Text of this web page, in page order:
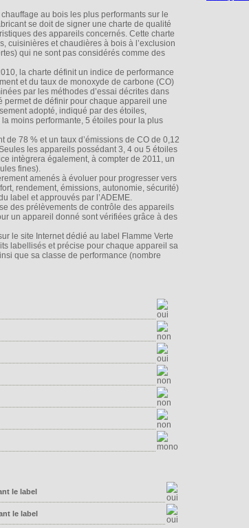
au bois les plus performants sur le
se doit de signer une charte de qualité
des appareils concernés. Cette charte
cuisinières et chaudières à bois à l’exclusion
qui ne sont pas considérés comme des
la charte définit un indice de performance
et du taux de monoxyde de carbone (CO)
par les méthodes d’essai décrites dans
permet de définir pour chaque appareil une
adopté, indiqué par des étoiles,
moins performante, 5 étoiles pour la plus
78 % et un taux d’émissions de CO de 0,12
les appareils possédant 3, 4 ou 5 étoiles
intègrera également, à compter de 2011, un
fines).
amenés à évoluer pour progresser vers
rendement, émissions, autonomie, sécurité)
label et approuvés par l’ADEME.
des prélèvements de contrôle des appareils
un appareil donné sont vérifiées grâce à des
le site Internet dédié au label Flamme Verte
labellisés et précise pour chaque appareil sa
que sa classe de performance (nombre
le label
le label